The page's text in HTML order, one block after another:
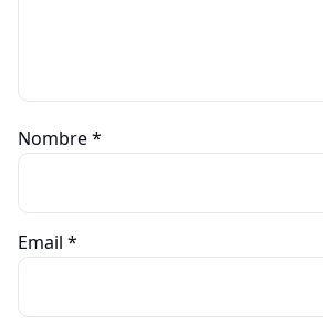
Nombre*
Email *